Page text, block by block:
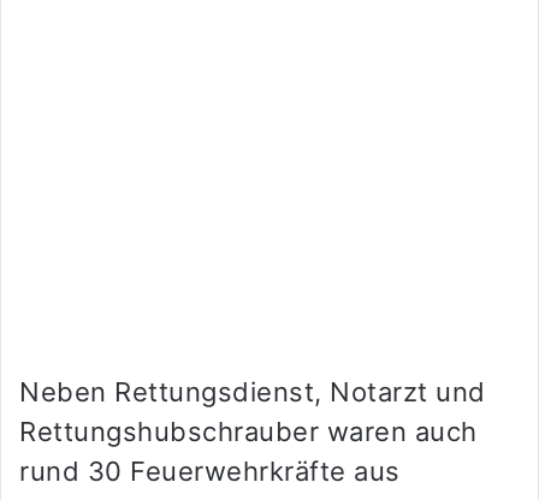
Neben Rettungsdienst, Notarzt und
Rettungshubschrauber waren auch
rund 30 Feuerwehrkräfte aus